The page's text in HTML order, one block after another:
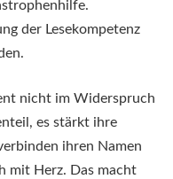
der Lesekompetenz
nicht im Widerspruch
es stärkt ihre
ihren Namen
mit Herz. Das macht